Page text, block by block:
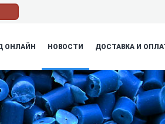
ОНЛАЙН НОВОСТИ ДОСТАВКА И